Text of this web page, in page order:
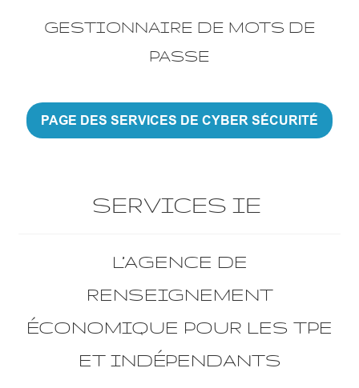
GESTIONNAIRE DE MOTS DE
PASSE
PAGE DES SERVICES DE CYBER SÉCURITÉ
SERVICES IE
L’AGENCE DE
RENSEIGNEMENT
ÉCONOMIQUE POUR LES TPE
ET INDÉPENDANTS